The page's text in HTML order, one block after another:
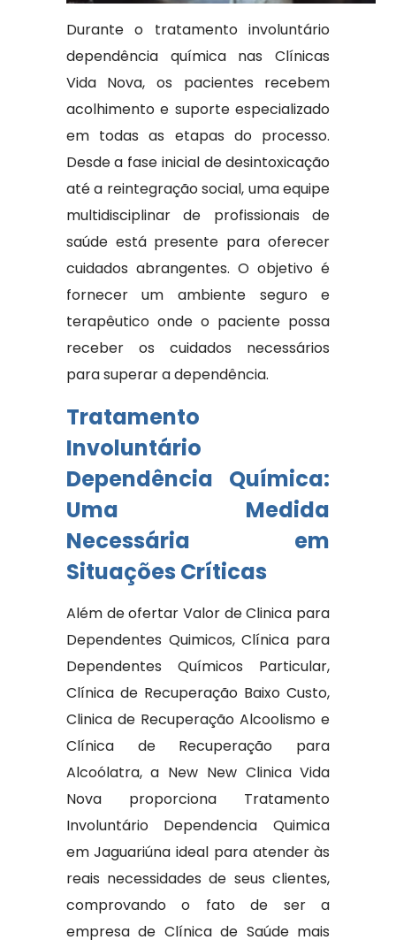
Durante o tratamento involuntário
dependência química nas Clínicas
Vida Nova, os pacientes recebem
acolhimento e suporte especializado
em todas as etapas do processo.
Desde a fase inicial de desintoxicação
até a reintegração social, uma equipe
multidisciplinar de profissionais de
saúde está presente para oferecer
cuidados abrangentes. O objetivo é
fornecer um ambiente seguro e
terapêutico onde o paciente possa
receber os cuidados necessários
para superar a dependência.
Tratamento
Involuntário
Dependência Química:
Uma Medida
Necessária em
Situações Críticas
Além de ofertar Valor de Clinica para
Dependentes Quimicos, Clínica para
Dependentes Químicos Particular,
Clínica de Recuperação Baixo Custo,
Clinica de Recuperação Alcoolismo e
Clínica de Recuperação para
Alcoólatra, a New New Clinica Vida
Nova proporciona Tratamento
Involuntário Dependencia Quimica
em Jaguariúna ideal para atender às
reais necessidades de seus clientes,
comprovando o fato de ser a
empresa de Clínica de Saúde mais